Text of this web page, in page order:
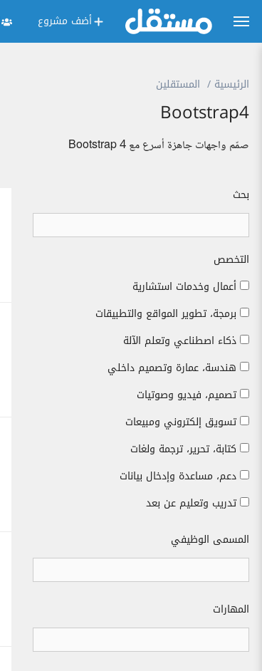
أضف مشروع
الرئيسية المستقلين
Bootstrap4
صمّم واجهات جاهزة أسرع مع Bootstrap 4
بحث
التخصص
أعمال وخدمات استشارية
برمجة، تطوير المواقع والتطبيقات
ذكاء اصطناعي وتعلم الآلة
هندسة، عمارة وتصميم داخلي
تصميم، فيديو وصوتيات
تسويق إلكتروني ومبيعات
كتابة، تحرير، ترجمة ولغات
دعم، مساعدة وإدخال بيانات
تدريب وتعليم عن بعد
المسمى الوظيفي
المهارات